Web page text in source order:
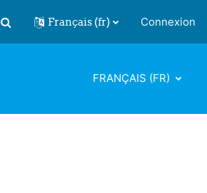
Activer/désactiver la saisie de
Français ‎(fr)‎ Connexion
FRANÇAIS ‎(FR)‎